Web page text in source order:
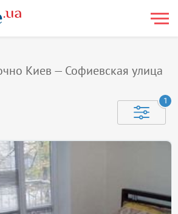
Киев — Софиевская улица
1